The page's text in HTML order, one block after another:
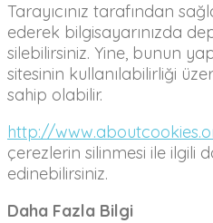
Tarayıcınız tarafından
ederek bilgisayarınızda
silebilirsiniz. Yine, bunun
sitesinin kullanılabilirliği
sahip olabilir.
http://
çerezlerin silinmesi ile ilgili
edinebilirsiniz.
Daha Fazla Bilgi